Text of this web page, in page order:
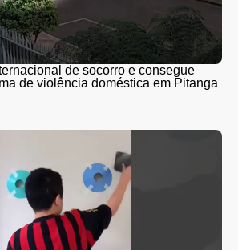
de socorro e consegue
de violência doméstica em Pitanga